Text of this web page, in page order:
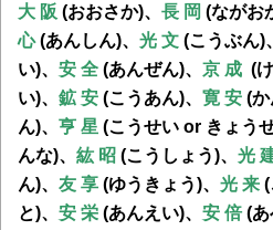
大 阪 (おおさか)、 長 岡 (ながお
心(あんしん)、 光 文 (こうぶん)、
い)、 安 全 (あんぜん)、 京 成 (
い)、 鉱 安 (こうあん)、 寛 安 (か
ん)、 亨 星 (こうせい or きょうせ
んな)、 紘 昭 (こうしょう)、 光
ん)、 友 享 (ゆうきょう)、 光 来 (
と)、 安 栄 (あんえい)、 安 倍(あ